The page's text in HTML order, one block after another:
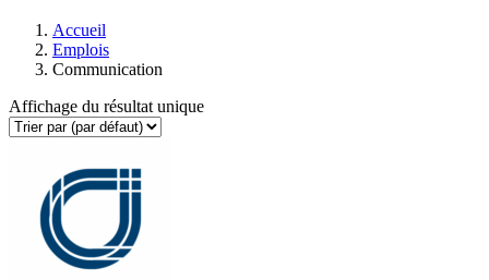
Accueil
Emplois
Communication
Affichage du résultat unique